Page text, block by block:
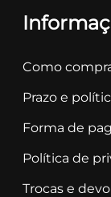
Como
Prazo e
Forma de
Política de
Trocas e